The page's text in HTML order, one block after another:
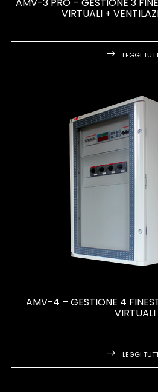
VIRTUALI +
LEGGI
AMV-4 – GESTIONE 4
VIRTUALI
LEGGI